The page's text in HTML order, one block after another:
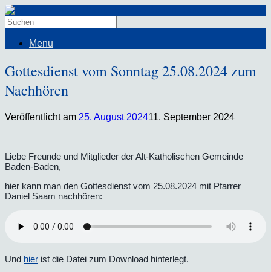
Menu
Gottesdienst vom Sonntag 25.08.2024 zum
Nachhören
Veröffentlicht am 25. August 202411. September 2024
Liebe Freunde und Mitglieder der Alt-Katholischen Gemeinde
Baden-Baden,
hier kann man den Gottesdienst vom 25.08.2024 mit Pfarrer
Daniel Saam nachhören:
Und hier ist die Datei zum Download hinterlegt.